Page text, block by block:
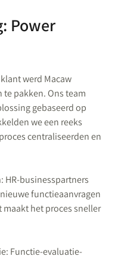
Power
werd Macaw
pakken. Ons team
gebaseerd op
we een reeks
centraliseerden en
HR-businesspartners
functieaanvragen
maakt het proces sneller
Functie-evaluatie-